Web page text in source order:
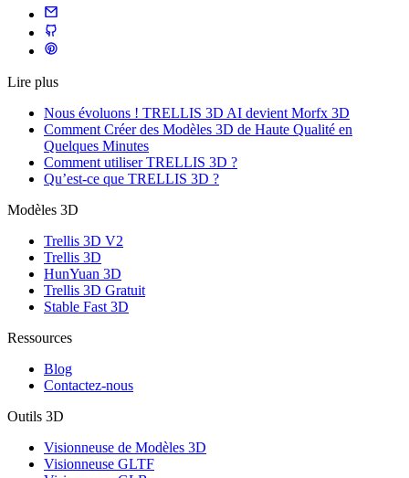
Lire plus
Nous évoluons ! TRELLIS 3D AI devient Morfx 3D
Comment Créer des Modèles 3D de Haute Qualité en
Quelques Minutes
Comment utiliser TRELLIS 3D ?
Qu’est‑ce que TRELLIS 3D ?
Modèles 3D
Trellis 3D V2
Trellis 3D
HunYuan 3D
Trellis 3D Gratuit
Stable Fast 3D
Ressources
Blog
Contactez-nous
Outils 3D
Visionneuse de Modèles 3D
Visionneuse GLTF